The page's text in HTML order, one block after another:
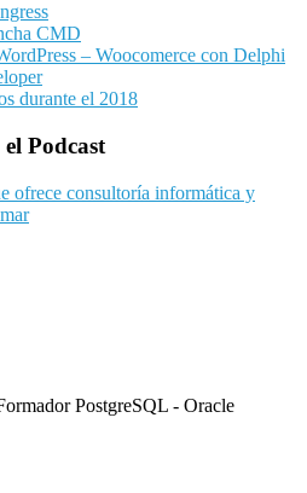
CMD
– Woocomerce con Delphi
durante el 2018
Podcast
PostgreSQL - Oracle